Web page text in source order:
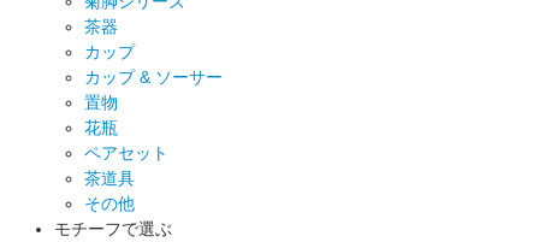
茶器
カップ
カップ & ソーサー
置物
花瓶
ペアセット
茶道具
その他
モチーフで選ぶ